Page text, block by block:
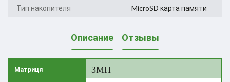
Тип накопителя MicroSD карта памяти
Описание Отзывы
Матриця 3МП